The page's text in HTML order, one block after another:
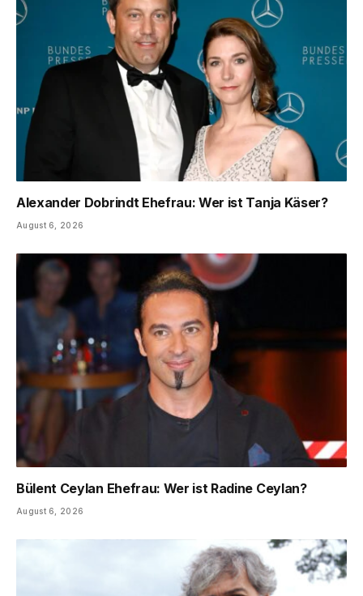
Alexander Dobrindt Ehefrau: Wer ist Tanja Käser?
August 6, 2026
Bülent Ceylan Ehefrau: Wer ist Radine Ceylan?
August 6, 2026